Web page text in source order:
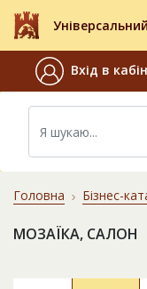
Вхід в
Головна Бізнес-
МОЗАЇКА, САЛОН